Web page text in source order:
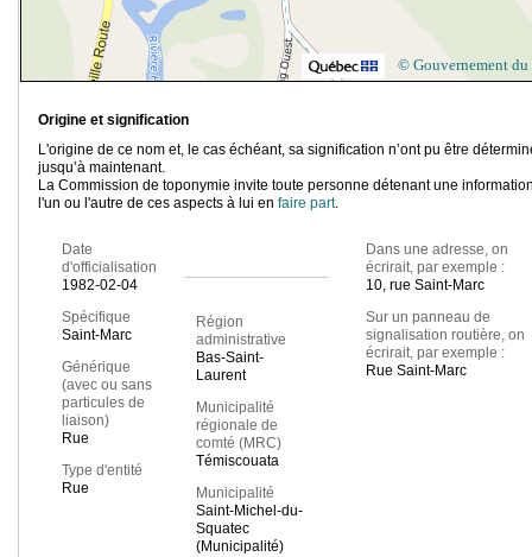
© Gouvernement du
Origine et signification
L'origine de ce nom et, le cas échéant, sa signification n’ont pu être
jusqu’à maintenant.
La Commission de toponymie invite toute personne détenant une
l'un ou l'autre de ces aspects à lui en faire part.
Date
d'officialisation
1982-02-04
Spécifique
Saint-Marc
Générique
(avec ou sans
particules de
liaison)
Rue
Type d'entité
Rue
Région
administrative
Bas-Saint-
Laurent
Municipalité
régionale de
comté (MRC)
Témiscouata
Municipalité
Saint-Michel-du-
Squatec
(Municipalité)
Dans une adresse, on
écrirait, par exemple :
10, rue Saint-Marc
Sur un panneau de
signalisation routière, on
écrirait, par exemple :
Rue Saint-Marc